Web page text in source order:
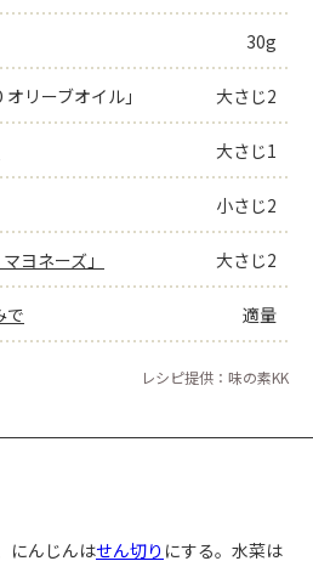
30g
オリーブオイル」 大さじ2
大さじ1
小さじ2
ヨネーズ」 大さじ2
で 適量
レシピ提供：味の素KK
にんじんはせん切り にする。水菜は